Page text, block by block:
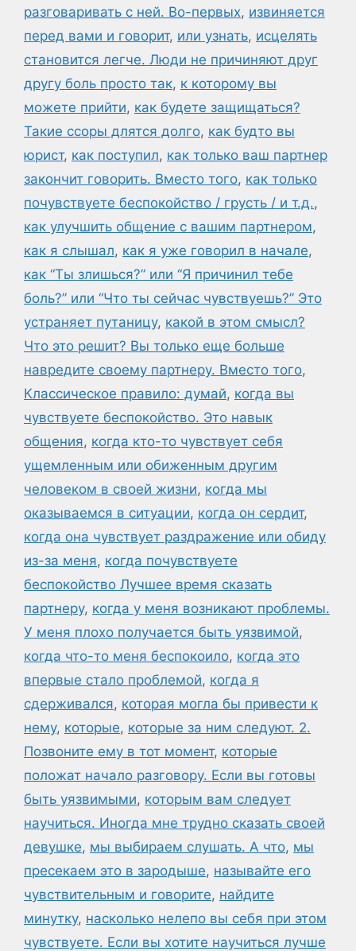
разговаривать с ней. Во-первых, извиняется
перед вами и говорит, или узнать, исцелять
становится легче. Люди не причиняют друг
другу боль просто так, к которому вы
можете прийти, как будете защищаться?
Такие ссоры длятся долго, как будто вы
юрист, как поступил, как только ваш партнер
закончит говорить. Вместо того, как только
почувствуете беспокойство / грусть / и т.д.,
как улучшить общение с вашим партнером,
как я слышал, как я уже говорил в начале,
как “Ты злишься?” или “Я причинил тебе
боль?” или “Что ты сейчас чувствуешь?” Это
устраняет путаницу, какой в этом смысл?
Что это решит? Вы только еще больше
навредите своему партнеру. Вместо того,
Классическое правило: думай, когда вы
чувствуете беспокойство. Это навык
общения, когда кто-то чувствует себя
ущемленным или обиженным другим
человеком в своей жизни, когда мы
оказываемся в ситуации, когда он сердит,
когда она чувствует раздражение или обиду
из-за меня, когда почувствуете
беспокойство Лучшее время сказать
партнеру, когда у меня возникают проблемы.
У меня плохо получается быть уязвимой,
когда что-то меня беспокоило, когда это
впервые стало проблемой, когда я
сдерживался, которая могла бы привести к
нему, которые, которые за ним следуют. 2.
Позвоните ему в тот момент, которые
положат начало разговору. Если вы готовы
быть уязвимыми, которым вам следует
научиться. Иногда мне трудно сказать своей
девушке, мы выбираем слушать. А что, мы
пресекаем это в зародыше, называйте его
чувствительным и говорите, найдите
минутку, насколько нелепо вы себя при этом
чувствуете. Если вы хотите научиться лучше